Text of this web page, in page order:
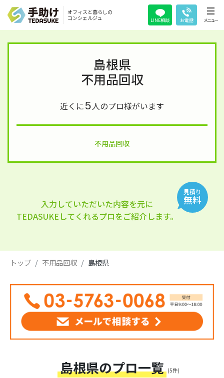
オフィスと暮らしの
コンシェルジュ
LINE相談 お電話 メニュー
島根県
不用品回収
近くに5人のプロ様がいます
不用品回収
見積り
無料
入力していただいた内容を元に
TEDASUKEしてくれるプロをご紹介します。
トップ 不用品回収 島根県
島根県のプロ一覧 (5件)